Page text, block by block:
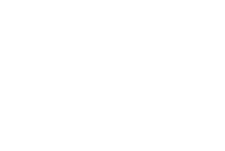
pronto el auto que me hizo el
dicho degenerado, tal vez de esa
en la mente.